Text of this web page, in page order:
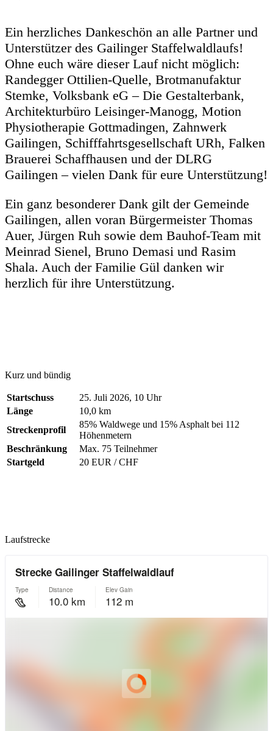
Ein herzliches Dankeschön an alle Partner und
Unterstützer des Gailinger Staffelwaldlaufs!
Ohne euch wäre dieser Lauf nicht möglich:
Randegger Ottilien-Quelle, Brotmanufaktur
Stemke, Volksbank eG – Die Gestalterbank,
Architekturbüro Leisinger-Manogg, Motion
Physiotherapie Gottmadingen, Zahnwerk
Gailingen, Schifffahrtsgesellschaft URh, Falken
Brauerei Schaffhausen und der DLRG
Gailingen – vielen Dank für eure Unterstützung!
Ein ganz besonderer Dank gilt der Gemeinde
Gailingen, allen voran Bürgermeister Thomas
Auer, Jürgen Ruh sowie dem Bauhof-Team mit
Meinrad Sienel, Bruno Demasi und Rasim
Shala. Auch der Familie Gül danken wir
herzlich für ihre Unterstützung.
Kurz und bündig
Startschuss
25. Juli 2026, 10 Uhr
Länge
10,0 km
Streckenprofil
85% Waldwege und 15% Asphalt bei 112
Höhenmetern
Beschränkung
Max. 75 Teilnehmer
Startgeld
20 EUR / CHF
Laufstrecke